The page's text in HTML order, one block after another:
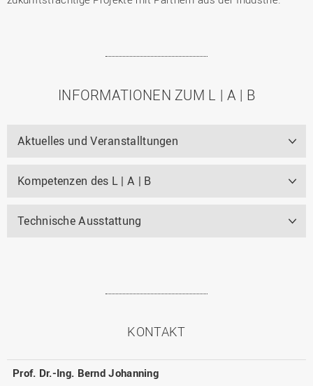
INFORMATIONEN ZUM L | A | B
Aktuelles und Veranstalltungen
Kompetenzen des L | A | B
Technische Ausstattung
KONTAKT
Prof. Dr.-Ing. Bernd Johanning